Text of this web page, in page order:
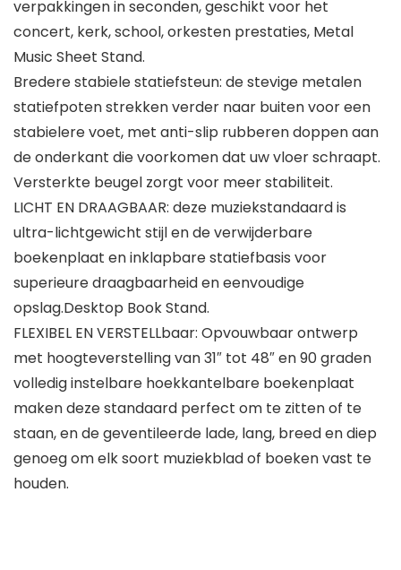
verpakkingen in seconden, geschikt voor het
concert, kerk, school, orkesten prestaties, Metal
Music Sheet Stand.
Bredere stabiele statiefsteun: de stevige metalen
statiefpoten strekken verder naar buiten voor een
stabielere voet, met anti-slip rubberen doppen aan
de onderkant die voorkomen dat uw vloer schraapt.
Versterkte beugel zorgt voor meer stabiliteit.
LICHT EN DRAAGBAAR: deze muziekstandaard is
ultra-lichtgewicht stijl en de verwijderbare
boekenplaat en inklapbare statiefbasis voor
superieure draagbaarheid en eenvoudige
opslag.Desktop Book Stand.
FLEXIBEL EN VERSTELLbaar: Opvouwbaar ontwerp
met hoogteverstelling van 31″ tot 48″ en 90 graden
volledig instelbare hoekkantelbare boekenplaat
maken deze standaard perfect om te zitten of te
staan, en de geventileerde lade, lang, breed en diep
genoeg om elk soort muziekblad of boeken vast te
houden.